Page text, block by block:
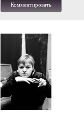
Комментировать